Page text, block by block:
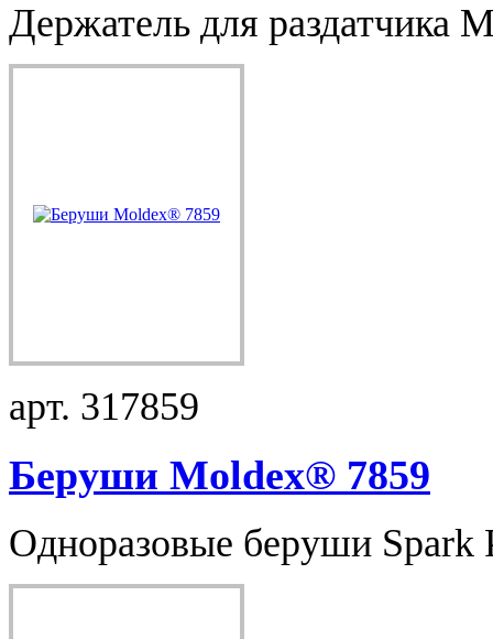
Держатель для раздатчика
арт. 317859
Беруши Moldex® 7859
Одноразовые беруши Spark